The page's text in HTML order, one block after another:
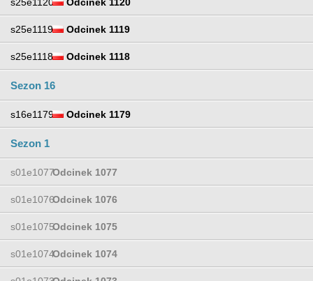
s25e1119 Odcinek 1119
s25e1118 Odcinek 1118
Sezon 16
s16e1179 Odcinek 1179
Sezon 1
s01e1077Odcinek 1077
s01e1076Odcinek 1076
s01e1075Odcinek 1075
s01e1074Odcinek 1074